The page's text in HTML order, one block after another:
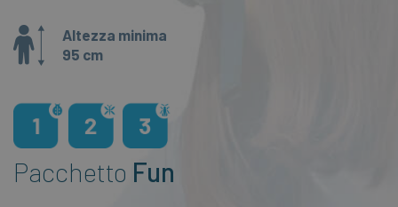
Altezza minima
95 cm
Pacchetto Fun